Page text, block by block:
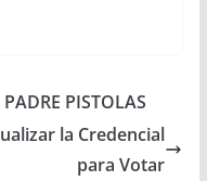
PISTOLAS
la Credencial
para Votar